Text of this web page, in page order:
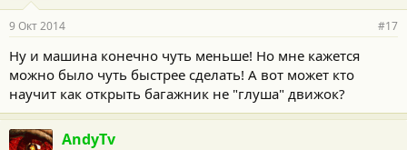
9 Окт 2014 #17
Ну и машина конечно чуть меньше! Но мне кажется
можно было чуть быстрее сделать! А вот может кто
научит как открыть багажник не "глуша" движок?
AndyTv